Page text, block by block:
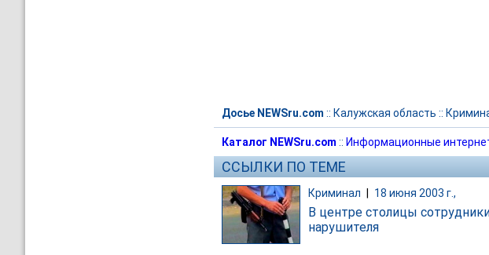
Досье NEWSru.com :: Калужская область ::
Каталог NEWSru.com :: Информационные
ССЫЛКИ ПО ТЕМЕ
Криминал 18 июня 2003 г.,
В центре столицы
нарушителя